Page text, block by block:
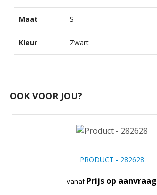
Maat S
Kleur Zwart
OOK VOOR JOU?
PRODUCT - 282628
vanafPrijs op aanvraag